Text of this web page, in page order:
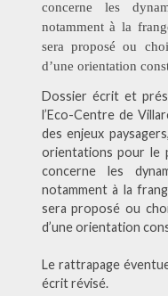
concerne les
notamment à la
sera proposé ou
d’une orientation
Dossier écrit et
l’Eco-Centre de
des enjeux
orientations pour le
concerne les
notamment à la
sera proposé ou
d’une orientation
Le rattrapage
écrit révisé.